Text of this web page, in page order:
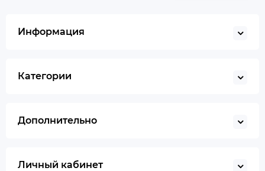
Информация
Категории
Дополнительно
Личный кабинет